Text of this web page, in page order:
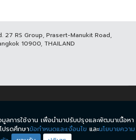
27 RS Group, Prasert-Manukit Road,
10900, THAILAND
ALL RIGHT RESERVED.
นไข นโยบายความเป็นส่วนตัว
ลการใช้งาน เพื่อนำมาปรับปรุงและพัฒนาเนื้อหา
ปรดศึกษาข้อกำหนดและเงื่อนไข และนโยบายความ